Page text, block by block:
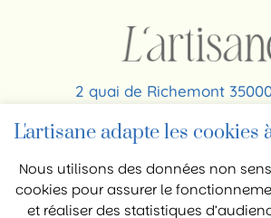
2 quai de Richemont
contact@agence-
L'artisane adapte les cookies
Nous utilisons des données non
cookies pour assurer le
et réaliser des statistiques